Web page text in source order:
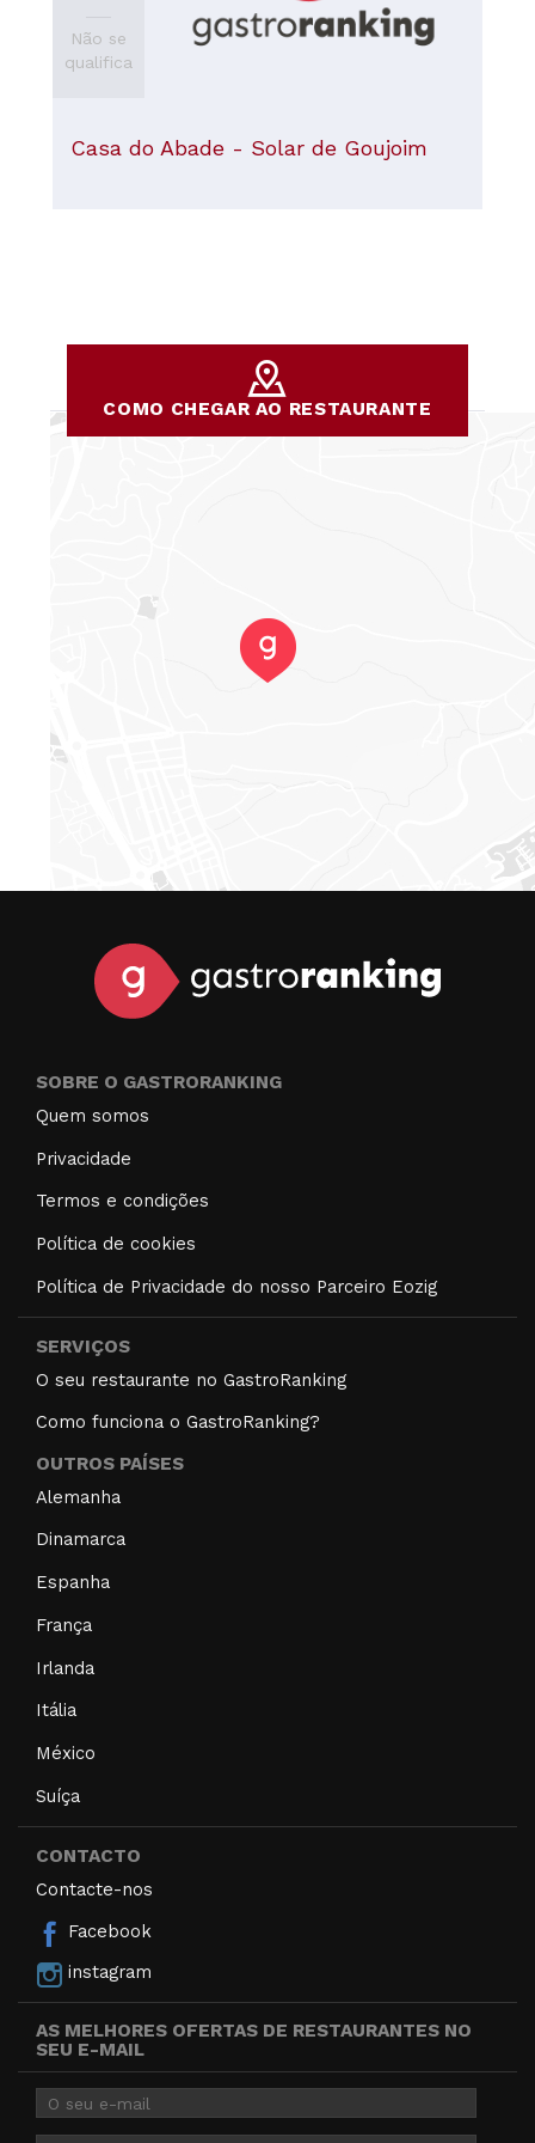
Não se
qualifica
Casa do Abade - Solar de Goujoim
COMO CHEGAR AO RESTAURANTE
SOBRE O GASTRORANKING
Quem somos
Privacidade
Termos e condições
Política de cookies
Política de Privacidade do nosso Parceiro Eozig
SERVIÇOS
O seu restaurante no GastroRanking
Como funciona o GastroRanking?
OUTROS PAÍSES
Alemanha
Dinamarca
Espanha
França
Irlanda
Itália
México
Suíça
CONTACTO
Contacte-nos
Facebook
instagram
AS MELHORES OFERTAS DE RESTAURANTES NO
SEU E-MAIL